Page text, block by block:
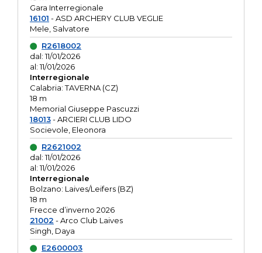
Gara Interregionale
16101 - ASD ARCHERY CLUB VEGLIE
Mele, Salvatore
R2618002
dal: 11/01/2026
al: 11/01/2026
Interregionale
Calabria: TAVERNA (CZ)
18 m
Memorial Giuseppe Pascuzzi
18013- ARCIERI CLUB LIDO
Socievole, Eleonora
R2621002
dal: 11/01/2026
al: 11/01/2026
Interregionale
Bolzano: Laives/Leifers (BZ)
18 m
Frecce d’inverno 2026
21002 - Arco Club Laives
Singh, Daya
E2600003